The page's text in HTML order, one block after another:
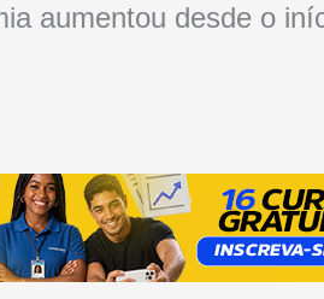
aumentou desde o